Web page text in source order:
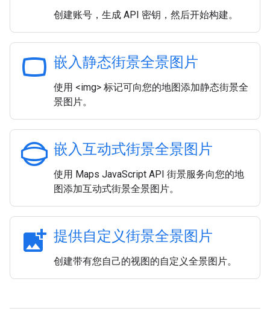
创建账号，生成 API 密钥，然后开始构建。
panorama_wide_angle 嵌入静态街景全景图片
使用 <img> 标记可向您的地图添加静态街景全
景图片。
panorama_photosphere 嵌入互动式街景全景图片
使用 Maps JavaScript API 街景服务向您的地
图添加互动式街景全景图片。
add_photo_alternate 提供自定义街景全景图片
创建带有您自己的视图的自定义全景图片。